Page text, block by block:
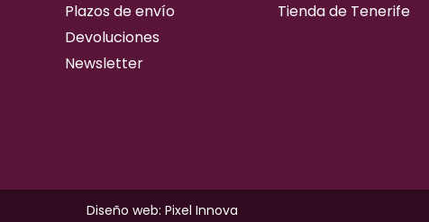
Plazos de envío
Devoluciones
Newsletter
Tienda de Tenerife
Diseño web: Pixel Innova